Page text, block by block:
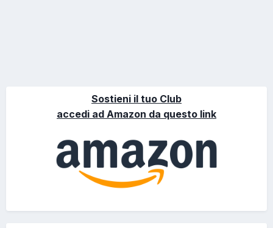
Sostieni il tuo Club
accedi ad Amazon da questo link